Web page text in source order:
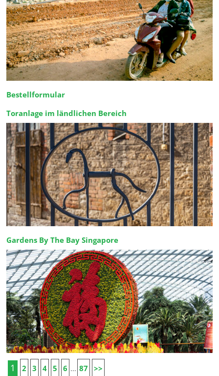
Bestellformular
Toranlage im ländlichen Bereich
Gardens By The Bay Singapore
1 2 3 4 5 6 ... 87 >>